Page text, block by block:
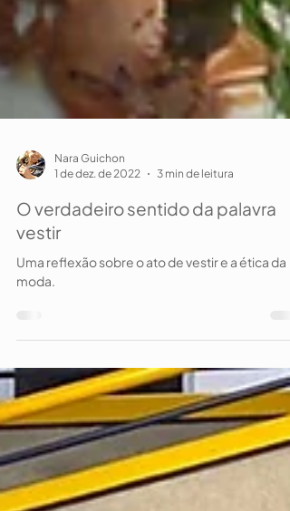
Nara Guichon
1 de dez. de 2022
3 min de leitura
O verdadeiro sentido da palavra
vestir